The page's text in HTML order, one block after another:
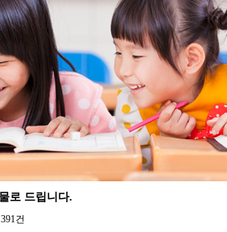
로 드립니다.
391건